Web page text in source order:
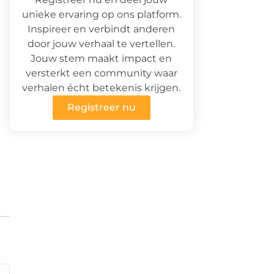
unieke ervaring op ons platform.
Inspireer en verbindt anderen
door jouw verhaal te vertellen.
Jouw stem maakt impact en
versterkt een community waar
verhalen écht betekenis krijgen.
Registreer nu